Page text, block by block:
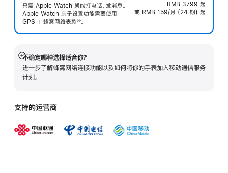
只需 Apple Watch 就能打电话、发消息。
Apple Watch 亲子设置功能需要使用
GPS + 蜂窝网络表款◊◊。
RMB 3799 起
或 RMB 159/月 (24 期) 起
不确定哪种选择适合你？
进一步了解蜂窝网络连接功能以及如何将你的手表加入移动通信服务
计划。
展
开
支持的运营商